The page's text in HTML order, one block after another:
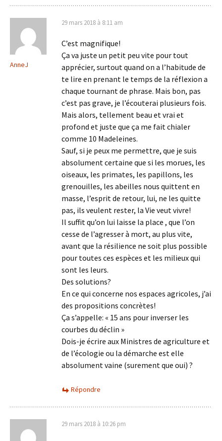
AnneJ
29 mars 2018 à 8:11 am
C’est magnifique!
Ça va juste un petit peu vite pour tout
apprécier, surtout quand on a l’habitude de
te lire en prenant le temps de la réflexion a
chaque tournant de phrase. Mais bon, pas
c’est pas grave, je l’écouterai plusieurs fois.
Mais alors, tellement beau et vrai et
profond et juste que ça me fait chialer
comme 10 Madeleines.
Sauf, si je peux me permettre, que je suis
absolument certaine que si les morues, les
oiseaux, les primates, les papillons, les
grenouilles, les abeilles nous quittent en
masse, l’esprit de retour, lui, ne les quitte
pas, ils veulent rester, la Vie veut vivre!
Il suffit qu’on lui laisse la place , que l’on
cesse de l’agresser à mort, au plus vite,
avant que la résilience ne soit plus possible
pour toutes ces espèces et les milieux qui
sont les leurs.
Des solutions?
En ce qui concerne nos espaces agricoles, j’ai
des propositions concrètes!
Ça s’appelle: « 15 ans pour inverser les
courbes du déclin »
Dois-je écrire aux Ministres de agriculture et
de l’écologie ou la démarche est elle
absolument vaine (surement que oui) ?
Répondre
29 mars 2018 à 10:26 pm